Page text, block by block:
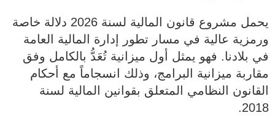
يحمل مشروع قانون المالية لسنة 2026 دلالة خاصة
ورمزية عالية في مسار تطور إدارة المالية العامة
في بلادنا. فهو يمثل أول ميزانية تُعَدُّ بالكامل وفق
مقاربة ميزانية البرامج، وذلك انسجاماً مع أحكام
القانون النظامي المتعلق بقوانين المالية لسنة
2018.